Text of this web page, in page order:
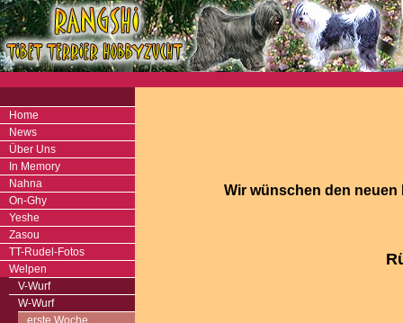
Home
News
Über Uns
In Memory
Nahna
On-Ghy
Yeshe
Zasou
TT-Rudel-Fotos
Welpen
V-Wurf
W-Wurf
erste Woche
Wir wünschen den neuen